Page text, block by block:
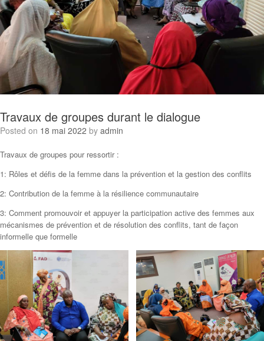
Travaux de groupes durant le dialogue
Posted on 18 mai 2022 by admin
Travaux de groupes pour ressortir :
1: Rôles et défis de la femme dans la prévention et la gestion des conflits
2: Contribution de la femme à la résilience communautaire
3: Comment promouvoir et appuyer la participation active des femmes aux
mécanismes de prévention et de résolution des conflits, tant de façon
informelle que formelle